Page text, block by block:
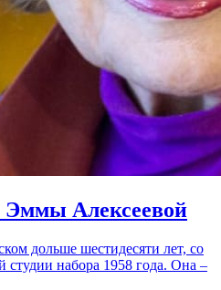
Эммы Алексеевой
дольше шестидесяти лет, со
студии набора 1958 года. Она –